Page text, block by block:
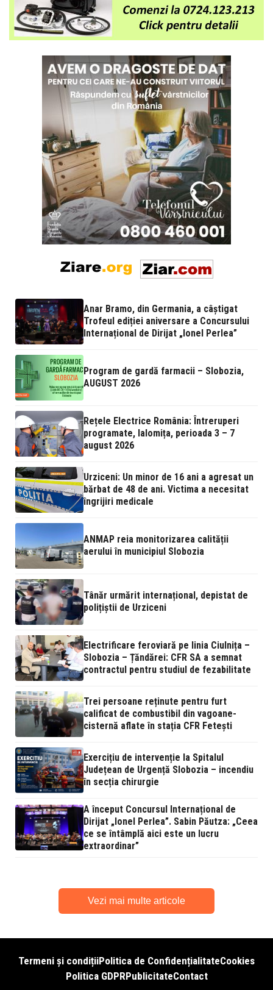
Anar Bramo, din Germania, a câștigat
Trofeul ediției aniversare a Concursului
Internațional de Dirijat „Ionel Perlea”
Program de gardă farmacii – Slobozia,
AUGUST 2026
Rețele Electrice România: Întreruperi
programate, Ialomița, perioada 3 – 7
august 2026
Urziceni: Un minor de 16 ani a agresat un
bărbat de 48 de ani. Victima a necesitat
îngrijiri medicale
ANMAP reia monitorizarea calității
aerului în municipiul Slobozia
Tânăr urmărit internațional, depistat de
polițiștii de Urziceni
Electrificare feroviară pe linia Ciulnița –
Slobozia – Țăndărei: CFR SA a semnat
contractul pentru studiul de fezabilitate
Trei persoane reținute pentru furt
calificat de combustibil din vagoane-
cisternă aflate în stația CFR Fetești
Exercițiu de intervenție la Spitalul
Județean de Urgență Slobozia – incendiu
în secția chirurgie
A început Concursul Internațional de
Dirijat „Ionel Perlea”. Sabin Păutza: „Ceea
ce se întâmplă aici este un lucru
extraordinar”
Vezi mai multe articole
Termeni și condițiiPolitica de ConfidențialitateCookies
Politica GDPRPublicitateContact